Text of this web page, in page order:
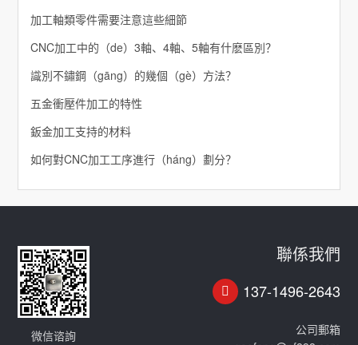
加工軸類零件需要注意這些細節
CNC加工中的（de）3軸、4軸、5軸有什麽區別？
識別不鏽鋼（gāng）的幾個（gè）方法？
五金衝壓件加工的特性
鈑金加工支持的材料
如何對CNC加工工序進行（háng）劃分？
微信谘詢
聯係我們
137-1496-2643
公司郵箱